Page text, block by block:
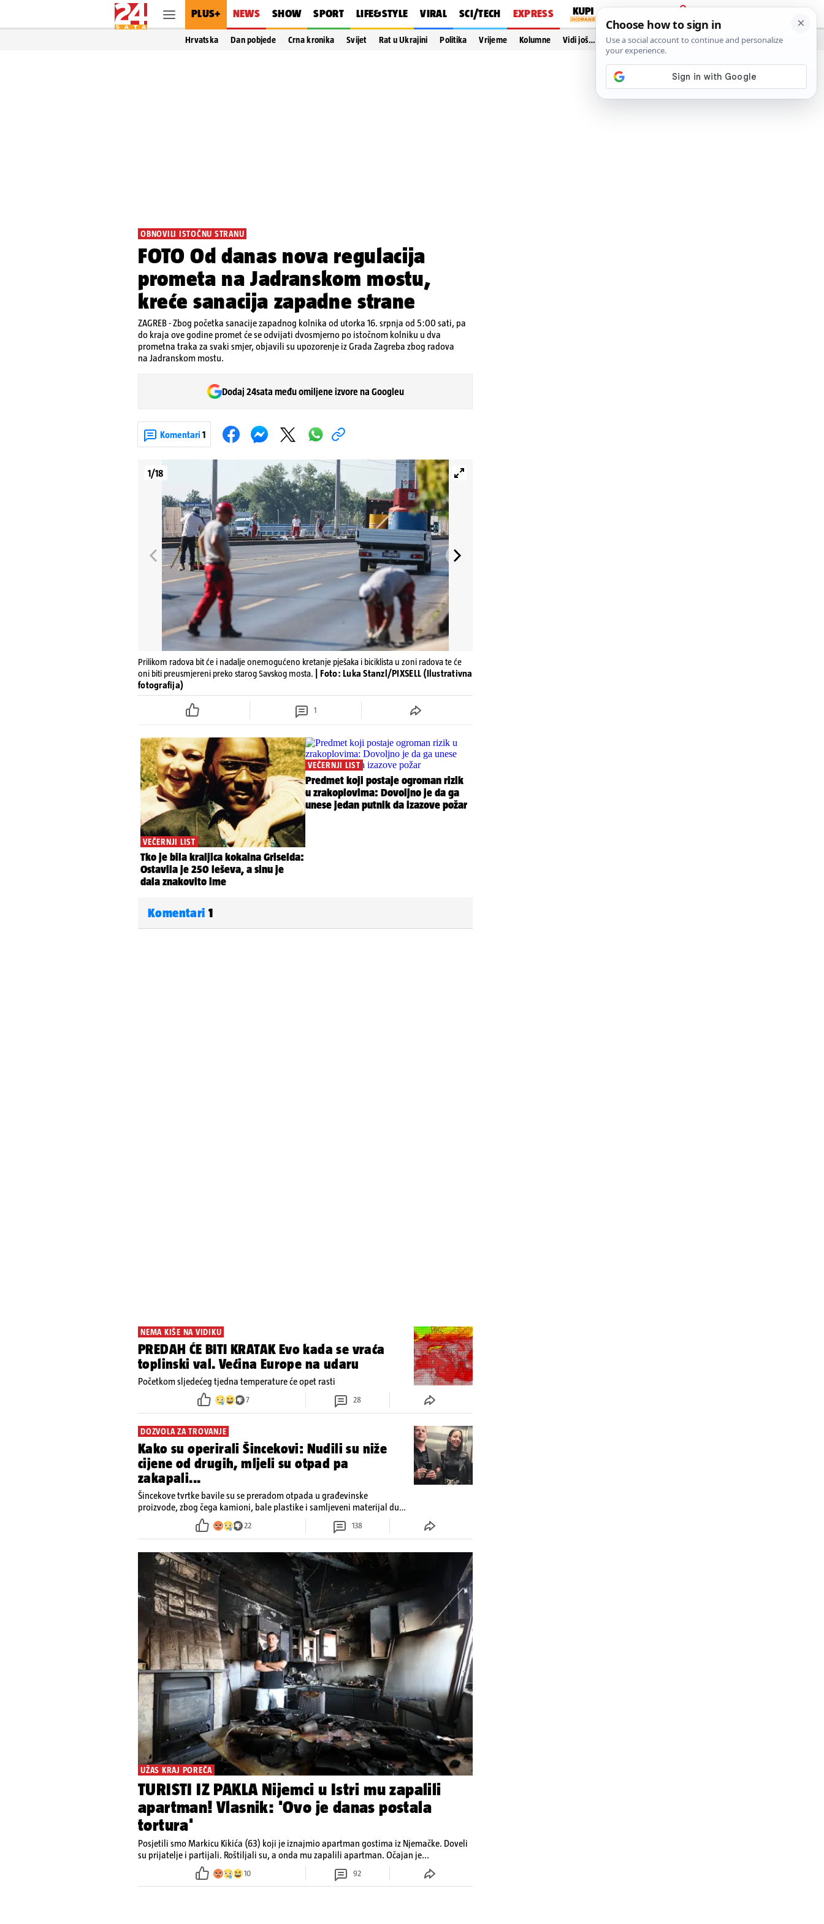
PLUS+ NEWS SHOW SPORT LIFE&STYLE VIRAL SCI/TECH EXPRESS
PRIJAVA
Hrvatska Dan pobjede Crna kronika Svijet Rat u Ukrajini Politika Vrijeme Kolumne Vidi još…
OBNOVILI ISTOČNU STRANU
FOTO Od danas nova regulacija
prometa na Jadranskom mostu,
kreće sanacija zapadne strane
ZAGREB - Zbog početka sanacije zapadnog kolnika od utorka 16. srpnja od 5:00 sati, pa
do kraja ove godine promet će se odvijati dvosmjerno po istočnom kolniku u dva
prometna traka za svaki smjer, objavili su upozorenje iz Grada Zagreba zbog radova
na Jadranskom mostu.
Dodaj 24sata među omiljene izvore na Googleu
Komentari 1
1/18
Prilikom radova bit će i nadalje onemogućeno kretanje pješaka i biciklista u zoni radova te će
oni biti preusmjereni preko starog Savskog mosta.
| Foto: Luka Stanzl/PIXSELL (Ilustrativna
fotografija)
1
Komentari 1
NEMA KIŠE NA VIDIKU
PREDAH ĆE BITI KRATAK Evo kada se vraća
toplinski val. Većina Europe na udaru
Početkom sljedećeg tjedna temperature će opet rasti
7 28
DOZVOLA ZA TROVANJE
Kako su operirali Šincekovi: Nudili su niže
cijene od drugih, mljeli su otpad pa
zakapali...
Šincekove tvrtke bavile su se preradom otpada u građevinske
proizvode, zbog čega kamioni, bale plastike i samljeveni materijal dugo
nisu izazivali sumnju
22 138
UŽAS KRAJ POREČA
TURISTI IZ PAKLA Nijemci u Istri mu zapalili
apartman! Vlasnik: 'Ovo je danas postala
tortura'
Posjetili smo Markicu Kikića (63) koji je iznajmio apartman gostima iz Njemačke. Doveli
su prijatelje i partijali. Roštiljali su, a onda mu zapalili apartman. Očajan je...
10 92